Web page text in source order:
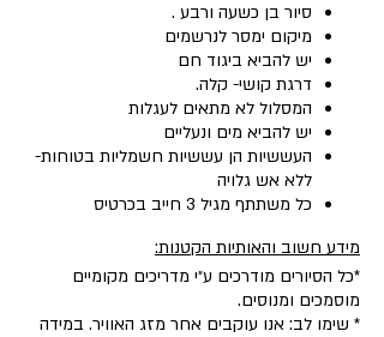
סיור בן כשעה ורבע .
מיקום ימסר לנרשמים
יש להביא ביגוד חם
דרגת קושי- קלה.
המסלול לא מתאים לעגלות
יש להביא מים ונעליים
העששיות הן עששיות חשמליות בטוחות-
ללא אש גלויה
כל משתתף מגיל 3 חייב בכרטיס
מידע חשוב והאותיות הקטנות:
*כל הסיורים מודרכים ע״י מדריכים מקומיים
מוסמכים ומנוסים.
* שימו לב: אנו עוקבים אחר מזג האוויר. במידה